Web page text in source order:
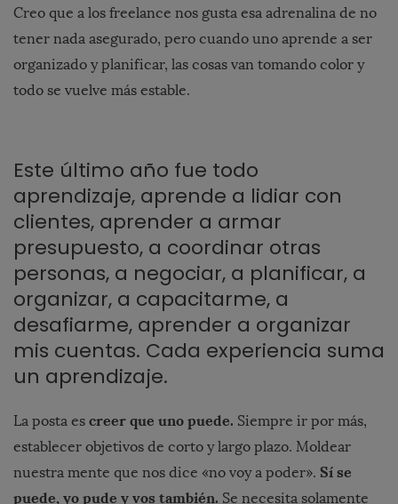
Creo que a los freelance nos gusta esa adrenalina de no
tener nada asegurado, pero cuando uno aprende a ser
organizado y planificar, las cosas van tomando color y
todo se vuelve más estable.
Este último año fue todo
aprendizaje, aprende a lidiar con
clientes, aprender a armar
presupuesto, a coordinar otras
personas, a negociar, a planificar, a
organizar, a capacitarme, a
desafiarme, aprender a organizar
mis cuentas. Cada experiencia suma
un aprendizaje.
La posta es creer que uno puede. Siempre ir por más,
establecer objetivos de corto y largo plazo. Moldear
nuestra mente que nos dice «no voy a poder». Sí se
puede, yo pude y vos también. Se necesita solamente